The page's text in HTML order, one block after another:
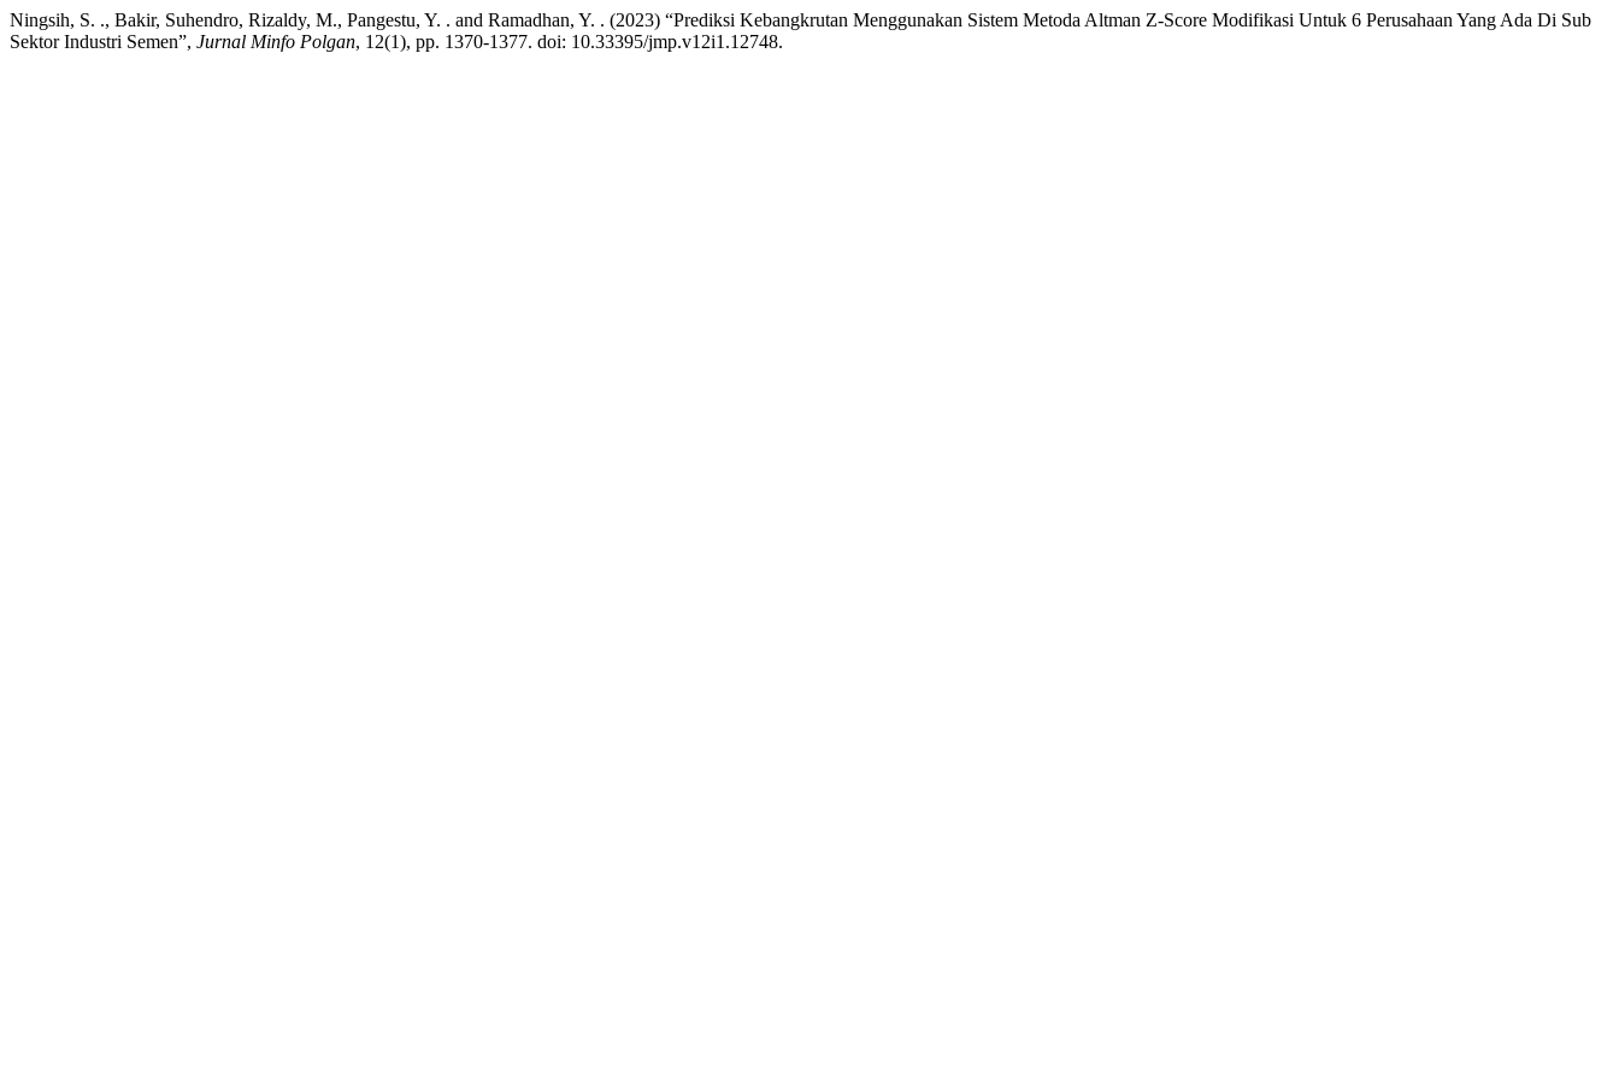
Ningsih, S. ., Bakir, Suhendro, Rizaldy, M., Pangestu, Y. . and Ramadhan, Y. . (2023) “Prediksi Kebangkrutan Menggunakan Sistem Metoda Altman Z-Score Modifikasi Untuk 6 Perusahaan Yang Ada Di Sub
Sektor Industri Semen”, Jurnal Minfo Polgan, 12(1), pp. 1370-1377. doi: 10.33395/jmp.v12i1.12748.